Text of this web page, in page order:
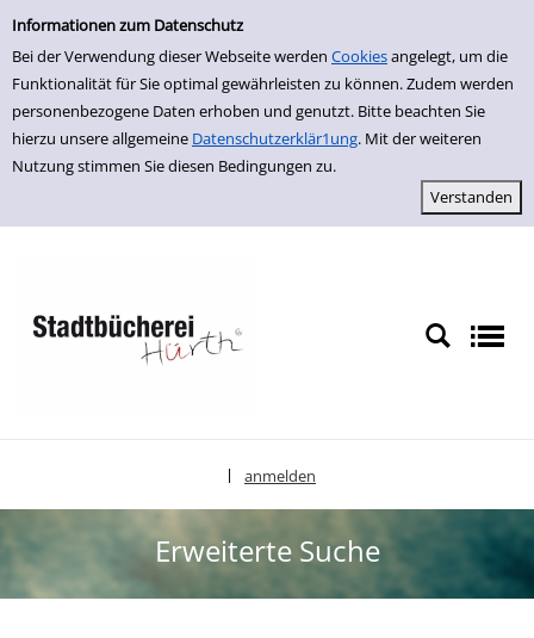
Erweiterte Suche
Informationen zum Datenschutz
Bei der Verwendung dieser Webseite werden Cookiesangelegt, um die
Funktionalität für Sie optimal gewährleisten zu können. Zudem werden
personenbezogene Daten erhoben und genutzt. Bitte beachten Sie
hierzu unsere allgemeine Datenschutzerklär1ung. Mit der weiteren
Nutzung stimmen Sie diesen Bedingungen zu.
zur Navigation springen
zum Inhalt springen
Zur erweiterten Suche springen
anmelden
Erweiterte Suche